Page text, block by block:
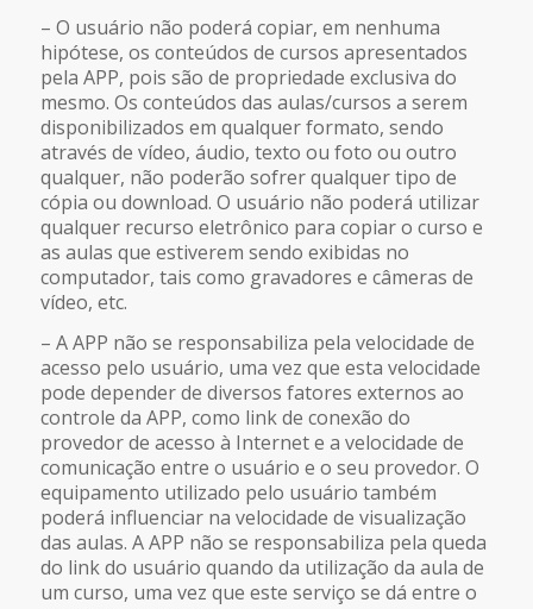
– O usuário não poderá copiar, em nenhuma
hipótese, os conteúdos de cursos apresentados
pela APP, pois são de propriedade exclusiva do
mesmo. Os conteúdos das aulas/cursos a serem
disponibilizados em qualquer formato, sendo
através de vídeo, áudio, texto ou foto ou outro
qualquer, não poderão sofrer qualquer tipo de
cópia ou download. O usuário não poderá utilizar
qualquer recurso eletrônico para copiar o curso e
as aulas que estiverem sendo exibidas no
computador, tais como gravadores e câmeras de
vídeo, etc.
– A APP não se responsabiliza pela velocidade de
acesso pelo usuário, uma vez que esta velocidade
pode depender de diversos fatores externos ao
controle da APP, como link de conexão do
provedor de acesso à Internet e a velocidade de
comunicação entre o usuário e o seu provedor. O
equipamento utilizado pelo usuário também
poderá influenciar na velocidade de visualização
das aulas. A APP não se responsabiliza pela queda
do link do usuário quando da utilização da aula de
um curso, uma vez que este serviço se dá entre o